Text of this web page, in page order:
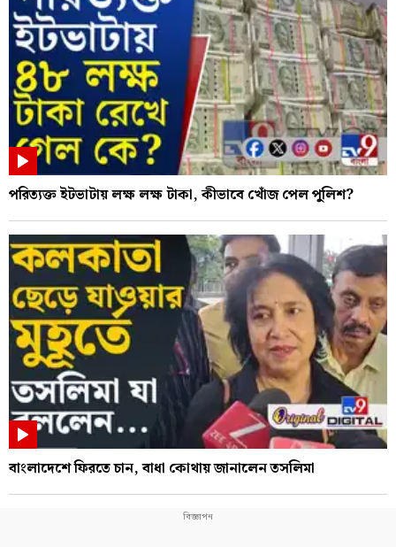
পরিত্যক্ত ইটভাটায় লক্ষ লক্ষ টাকা, কীভাবে খোঁজ পেল পুলিশ?
বাংলাদেশে ফিরতে চান, বাধা কোথায় জানালেন তসলিমা